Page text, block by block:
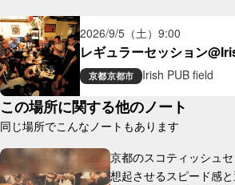
2026/9/5（土） 9:00
レギュラーセッション
京都京都市 Irish PUB field
この場所に関する他のノート
同じ場所でこんなノートもあります
京都のスコティッシュ
想起させるスピード感